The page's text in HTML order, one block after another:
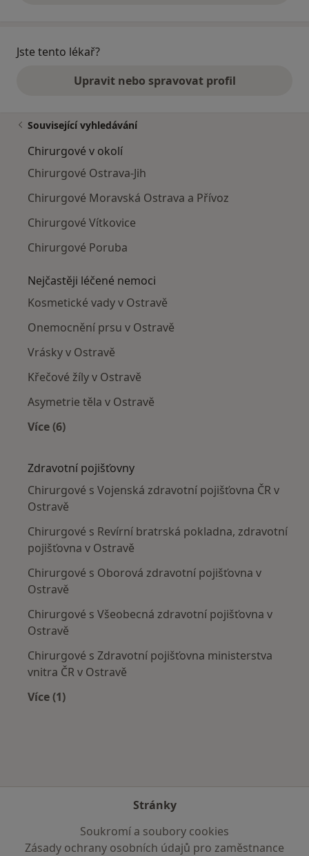
Jste tento lékař?
Upravit nebo spravovat profil
Související vyhledávání
Chirurgové v okolí
Chirurgové Ostrava-Jih
Chirurgové Moravská Ostrava a Přívoz
Chirurgové Vítkovice
Chirurgové Poruba
Nejčastěji léčené nemoci
Kosmetické vady v Ostravě
Onemocnění prsu v Ostravě
Vrásky v Ostravě
Křečové žíly v Ostravě
Asymetrie těla v Ostravě
Více (6)
Zdravotní pojišťovny
Chirurgové s Vojenská zdravotní pojišťovna ČR v
Ostravě
Chirurgové s Revírní bratrská pokladna, zdravotní
pojišťovna v Ostravě
Chirurgové s Oborová zdravotní pojišťovna v
Ostravě
Chirurgové s Všeobecná zdravotní pojišťovna v
Ostravě
Chirurgové s Zdravotní pojišťovna ministerstva
vnitra ČR v Ostravě
Více (1)
Stránky
Soukromí a soubory cookies
Zásady ochrany osobních údajů pro zaměstnance